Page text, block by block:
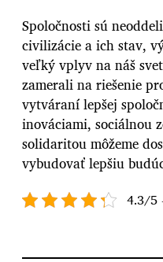
Spoločnosti sú
civilizácie a ich stav,
veľký vplyv na náš
zamerali na riešenie
vytváraní lepšej
inováciami, sociálnou
solidaritou môžeme
vybudovať lepšiu
4.3/5